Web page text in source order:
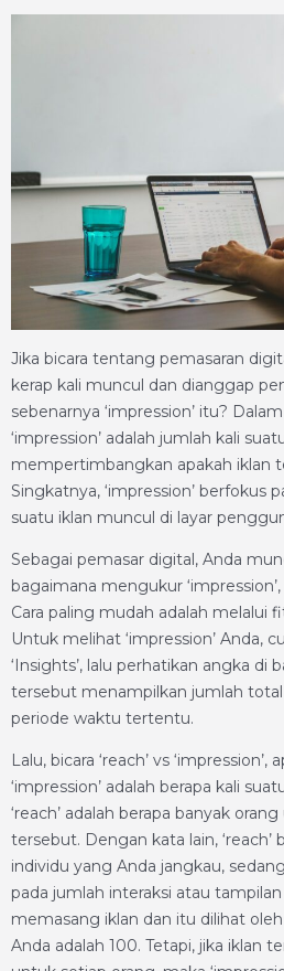
Jika bicara tentang pemasaran
kerap kali muncul dan dianggap
sebenarnya ‘impression’ itu?
‘impression’ adalah jumlah kali
mempertimbangkan apakah iklan
Singkatnya, ‘impression’ berfokus
suatu iklan muncul di layar
Sebagai pemasar digital, Anda
bagaimana mengukur
Cara paling mudah adalah melalui
Untuk melihat ‘impression’ Anda,
‘Insights’, lalu perhatikan angka di
tersebut menampilkan jumlah total
periode waktu tertentu.
Lalu, bicara ‘reach’ vs ‘impression’,
‘impression’ adalah berapa kali
‘reach’ adalah berapa banyak
tersebut. Dengan kata lain, ‘reach’
individu yang Anda jangkau,
pada jumlah interaksi atau tampilan
memasang iklan dan itu dilihat oleh
Anda adalah 100. Tetapi, jika iklan